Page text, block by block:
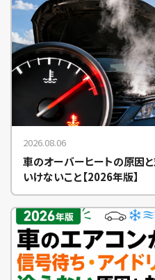
2026.08.06
車のオーバーヒートの原因
いけないこと【2026年版】